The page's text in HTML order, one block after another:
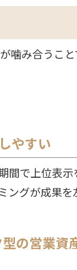
噛み合うこ
やすい
間で上位表示
ングが成果を
の営業資